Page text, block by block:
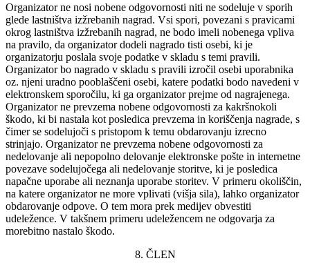
Organizator ne nosi nobene odgovornosti niti ne sodeluje v sporih
glede lastništva izžrebanih nagrad. Vsi spori, povezani s pravicami
okrog lastništva izžrebanih nagrad, ne bodo imeli nobenega vpliva
na pravilo, da organizator dodeli nagrado tisti osebi, ki je
organizatorju poslala svoje podatke v skladu s temi pravili.
Organizator bo nagrado v skladu s pravili izročil osebi uporabnika
oz. njeni uradno pooblaščeni osebi, katere podatki bodo navedeni v
elektronskem sporočilu, ki ga organizator prejme od nagrajenega.
Organizator ne prevzema nobene odgovornosti za kakršnokoli
škodo, ki bi nastala kot posledica prevzema in koriščenja nagrade, s
čimer se sodelujoči s pristopom k temu obdarovanju izrecno
strinjajo. Organizator ne prevzema nobene odgovornosti za
nedelovanje ali nepopolno delovanje elektronske pošte in internetne
povezave sodelujočega ali nedelovanje storitve, ki je posledica
napačne uporabe ali neznanja uporabe storitev. V primeru okoliščin,
na katere organizator ne more vplivati (višja sila), lahko organizator
obdarovanje odpove. O tem mora prek medijev obvestiti
udeležence. V takšnem primeru udeležencem ne odgovarja za
morebitno nastalo škodo.
8. ČLEN